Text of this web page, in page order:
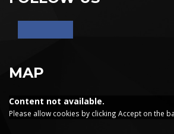
MAP
Content not available.
Please allow cookies by clicking Accept on the